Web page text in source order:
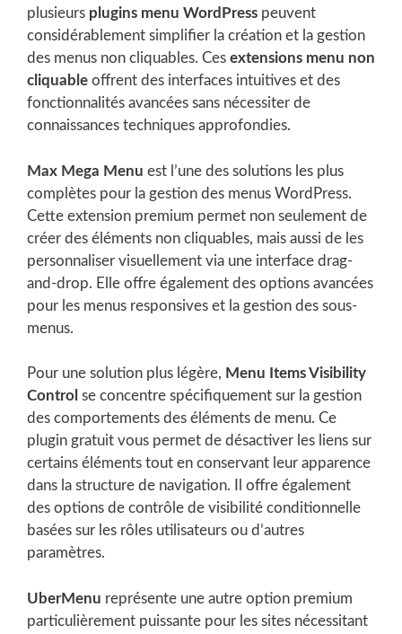
plusieurs plugins menu WordPress peuvent
considérablement simplifier la création et la gestion
des menus non cliquables. Ces extensions menu non
cliquable offrent des interfaces intuitives et des
fonctionnalités avancées sans nécessiter de
connaissances techniques approfondies.
Max Mega Menu est l’une des solutions les plus
complètes pour la gestion des menus WordPress.
Cette extension premium permet non seulement de
créer des éléments non cliquables, mais aussi de les
personnaliser visuellement via une interface drag-
and-drop. Elle offre également des options avancées
pour les menus responsives et la gestion des sous-
menus.
Pour une solution plus légère, Menu Items Visibility
Control se concentre spécifiquement sur la gestion
des comportements des éléments de menu. Ce
plugin gratuit vous permet de désactiver les liens sur
certains éléments tout en conservant leur apparence
dans la structure de navigation. Il offre également
des options de contrôle de visibilité conditionnelle
basées sur les rôles utilisateurs ou d’autres
paramètres.
UberMenu représente une autre option premium
particulièrement puissante pour les sites nécessitant